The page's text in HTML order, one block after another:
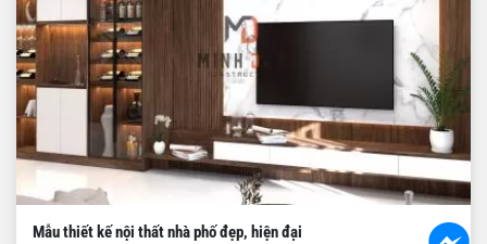
Mẫu thiết kế nội thất nhà phố đẹp, hiện đại